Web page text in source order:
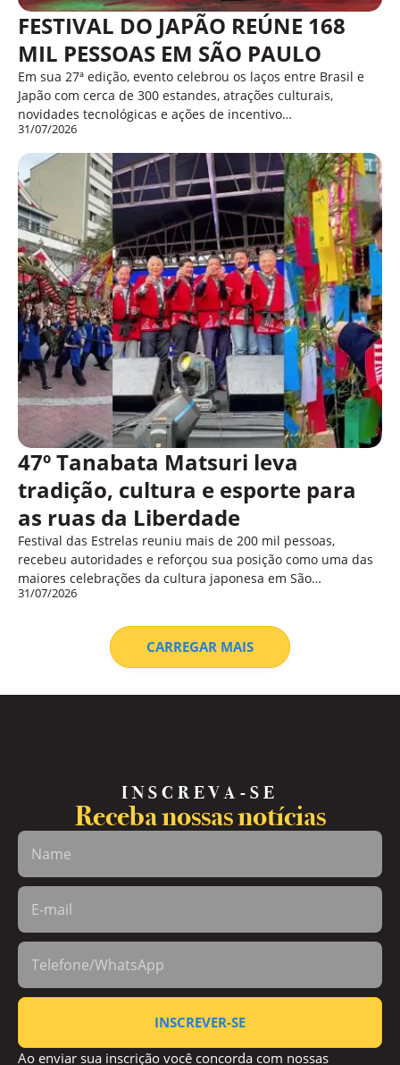
FESTIVAL DO JAPÃO REÚNE 168
MIL PESSOAS EM SÃO PAULO
Em sua 27ª edição, evento celebrou os laços entre Brasil e
Japão com cerca de 300 estandes, atrações culturais,
novidades tecnológicas e ações de incentivo…
31/07/2026
47º Tanabata Matsuri leva
tradição, cultura e esporte para
as ruas da Liberdade
Festival das Estrelas reuniu mais de 200 mil pessoas,
recebeu autoridades e reforçou sua posição como uma das
maiores celebrações da cultura japonesa em São…
31/07/2026
CARREGAR MAIS
INSCREVA-SE
Receba nossas notícias
INSCREVER-SE
Ao enviar sua inscrição você concorda com nossas